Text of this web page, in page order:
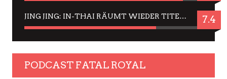
JING JING: IN-THAI RÄUMT WIEDER TITEL AB – EIN ZWEI-STUNDEN-ERLEBNISBERICHT 7.4
PODCAST FATAL ROYAL